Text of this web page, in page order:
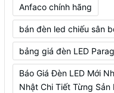
Anfaco chính hãng
bán đèn led chiếu sân
bảng giá đèn LED
Báo Giá Đèn LED Mới
Nhật Chi Tiết Từng Sản